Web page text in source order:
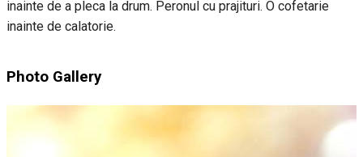
inainte de a pleca la drum. Peronul cu prajituri. O cofetarie
inainte de calatorie.
Photo Gallery